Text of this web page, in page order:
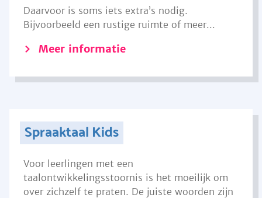
Daarvoor is soms iets extra’s nodig.
Bijvoorbeeld een rustige ruimte of meer...
Meer informatie
Spraaktaal Kids
Voor leerlingen met een
taalontwikkelingsstoornis is het moeilijk om
over zichzelf te praten. De juiste woorden zijn